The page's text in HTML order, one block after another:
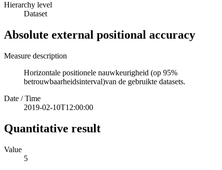
Hierarchy level
Dataset
Absolute external positional accuracy
Measure description
Horizontale positionele nauwkeurigheid (op 95%
betrouwbaarheidsinterval)van de gebruikte datasets.
Date / Time
2019-02-10T12:00:00
Quantitative result
Value
5